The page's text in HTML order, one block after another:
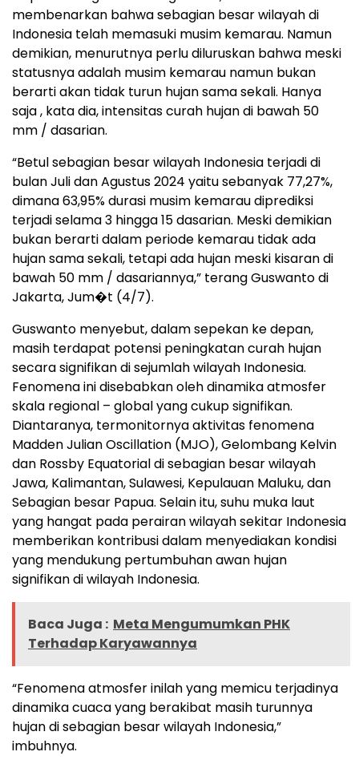
membenarkan bahwa sebagian besar wilayah di
Indonesia telah memasuki musim kemarau. Namun
demikian, menurutnya perlu diluruskan bahwa meski
statusnya adalah musim kemarau namun bukan
berarti akan tidak turun hujan sama sekali. Hanya
saja , kata dia, intensitas curah hujan di bawah 50
mm / dasarian.
“Betul sebagian besar wilayah Indonesia terjadi di
bulan Juli dan Agustus 2024 yaitu sebanyak 77,27%,
dimana 63,95% durasi musim kemarau diprediksi
terjadi selama 3 hingga 15 dasarian. Meski demikian
bukan berarti dalam periode kemarau tidak ada
hujan sama sekali, tetapi ada hujan meski kisaran di
bawah 50 mm / dasariannya,” terang Guswanto di
Jakarta, Jum�t (4/7).
Guswanto menyebut, dalam sepekan ke depan,
masih terdapat potensi peningkatan curah hujan
secara signifikan di sejumlah wilayah Indonesia.
Fenomena ini disebabkan oleh dinamika atmosfer
skala regional – global yang cukup signifikan.
Diantaranya, termonitornya aktivitas fenomena
Madden Julian Oscillation (MJO), Gelombang Kelvin
dan Rossby Equatorial di sebagian besar wilayah
Jawa, Kalimantan, Sulawesi, Kepulauan Maluku, dan
Sebagian besar Papua. Selain itu, suhu muka laut
yang hangat pada perairan wilayah sekitar Indonesia
memberikan kontribusi dalam menyediakan kondisi
yang mendukung pertumbuhan awan hujan
signifikan di wilayah Indonesia.
Baca Juga : Meta Mengumumkan PHK
Terhadap Karyawannya
“Fenomena atmosfer inilah yang memicu terjadinya
dinamika cuaca yang berakibat masih turunnya
hujan di sebagian besar wilayah Indonesia,”
imbuhnya.